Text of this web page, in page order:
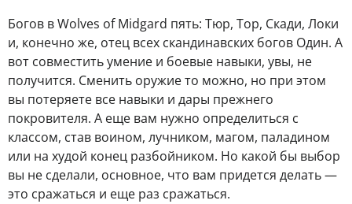
Богов в Wolves of Midgard пять: Тюр, Тор, Скади, Локи
и, конечно же, отец всех скандинавских богов Один. А
вот совместить умение и боевые навыки, увы, не
получится. Сменить оружие то можно, но при этом
вы потеряете все навыки и дары прежнего
покровителя. А еще вам нужно определиться с
классом, став воином, лучником, магом, паладином
или на худой конец разбойником. Но какой бы выбор
вы не сделали, основное, что вам придется делать —
это сражаться и еще раз сражаться.